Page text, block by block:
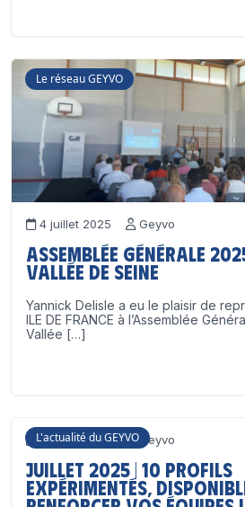
Le réseau GEYVO
4 juillet 2025 Geyvo
Assemblée Générale
Vallée de Seine
Yannick Delisle a eu le plaisir de
ILE DE FRANCE à l’Assemblée
Vallée […]
L'actualité du GEYVO
3 juillet 2025 Geyvo
Juillet 2025 | 10 profils
expérimentés,